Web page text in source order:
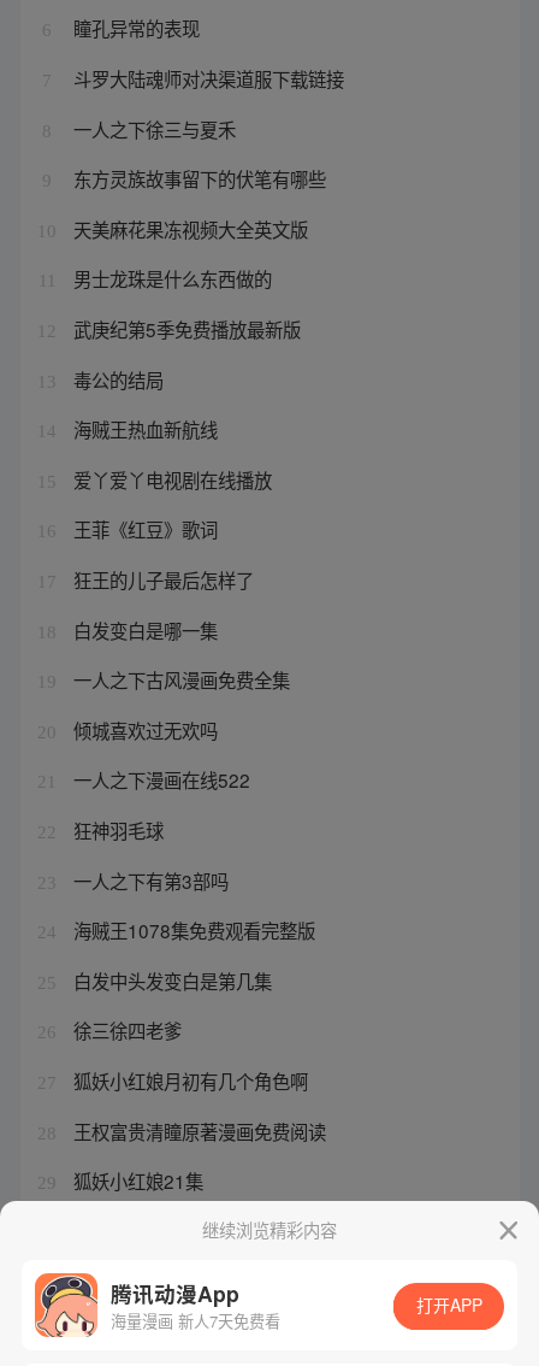
6 瞳孔异常的表现
7 斗罗大陆魂师对决渠道服下载链接
8 一人之下徐三与夏禾
9 东方灵族故事留下的伏笔有哪些
10 天美麻花果冻视频大全英文版
男士龙珠是什么东西做的
12 武庚纪第5季免费播放最新版
13 毒公的结局
14 海贼王热血新航线
15 爱丫爱丫电视剧在线播放
16 王菲《红豆》歌词
17 狂王的儿子最后怎样了
18 白发变白是哪一集
19 一人之下古风漫画免费全集
20 倾城喜欢过无欢吗
21 一人之下漫画在线522
22 狂神羽毛球
23 一人之下有第3部吗
24 海贼王1078集免费观看完整版
25 白发中头发变白是第几集
26 徐三徐四老爹
27 狐妖小红娘月初有几个角色啊
28 王权富贵清瞳原著漫画免费阅读
29 狐妖小红娘21集
我有一座山寨结局太烂了继续浏览精彩内容
腾讯动漫App
海量漫画 新人7天免费看
打开APP